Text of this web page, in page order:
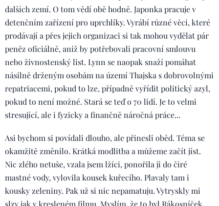
dalších zemí. O tom vědí obě hodně. Japonka pracuje v
detenčním zařízení pro uprchlíky. Vyrábí různé věci, které
prodávají a přes jejich organizaci si tak mohou vydělat pár
peněz oficiálně, aniž by potřebovali pracovní smlouvu
nebo živnostenský list. Lynn se naopak snaží pomáhat
násilně drženým osobám na území Thajska s dobrovolnými
repatriacemi, pokud to lze, případně vyřídit politický azyl,
pokud to není možné. Stará se teď o 70 lidí. Je to velmi
stresující, ale i fyzicky a finančně náročná práce...
Asi bychom si povídali dlouho, ale přinesli oběd. Téma se
okamžitě změnilo. Krátká modlitba a můžeme začít jíst.
Nic zlého netuše, vzala jsem lžíci, ponořila ji do čiré
mastné vody, vylovila kousek kuřecího. Plavaly tam i
kousky zeleniny. Pak už si nic nepamatuju. Vytryskly mi
slzy jak v kresleném filmu. Myslím, že to byl Rákosníček,